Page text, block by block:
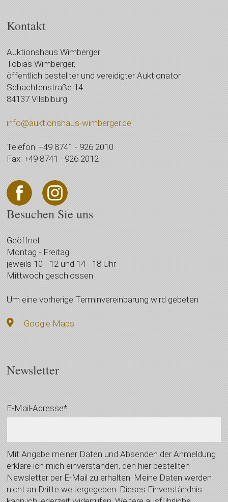
Kontakt
Auktionshaus Wimberger
Tobias Wimberger,
öffentlich bestellter und vereidigter Auktionator
Schachtenstraße 14
84137 Vilsbiburg
info@auktionshaus-wimberger.de
Telefon: +49 8741 - 926 2010
Fax: +49 8741 - 926 2012
Besuchen Sie uns
Geöffnet
Montag - Freitag
jeweils 10 - 12 und 14 - 18 Uhr
Mittwoch geschlossen
Um eine vorherige Terminvereinbarung wird gebeten
Google Maps
Newsletter
E-Mail-Adresse*:
Mit Angabe meiner Daten und Absenden der Anmeldung
erkläre ich mich einverstanden, den hier bestellten
Newsletter per E-Mail zu erhalten. Meine Daten werden
nicht an Dritte weitergegeben. Dieses Einverständnis